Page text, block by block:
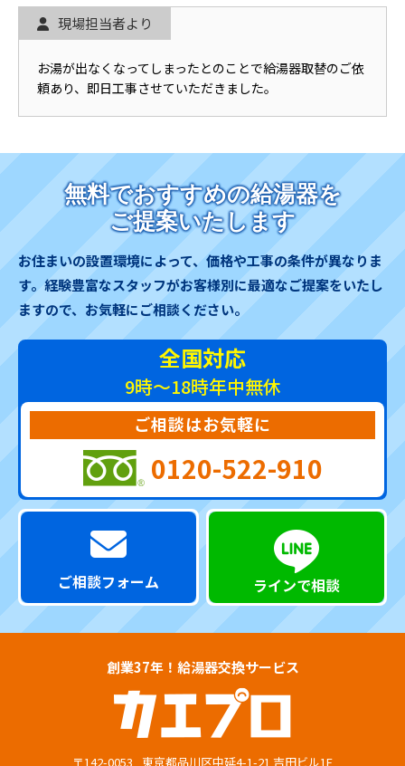
現場担当者より
お湯が出なくなってしまったとのことで給湯器取替のご依
頼あり、即日工事させていただきました。
無料でおすすめの給湯器を
ご提案いたします
お住まいの設置環境によって、価格や工事の条件が異なりま
す。 経験豊富なスタッフがお客様別に最適なご提案をいたし
ますので、お気軽にご相談ください。
全国対応
9時～18時年中無休
ご相談はお気軽に
0120-522-910
ご相談フォーム ラインで相談
創業37年！給湯器交換サービス
〒142-0053 東京都品川区中延4-1-21 吉田ビル1F